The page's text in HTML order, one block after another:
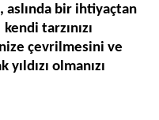
bir ihtiyaçtan
tarzınızı
çevrilmesini ve
olmanızı